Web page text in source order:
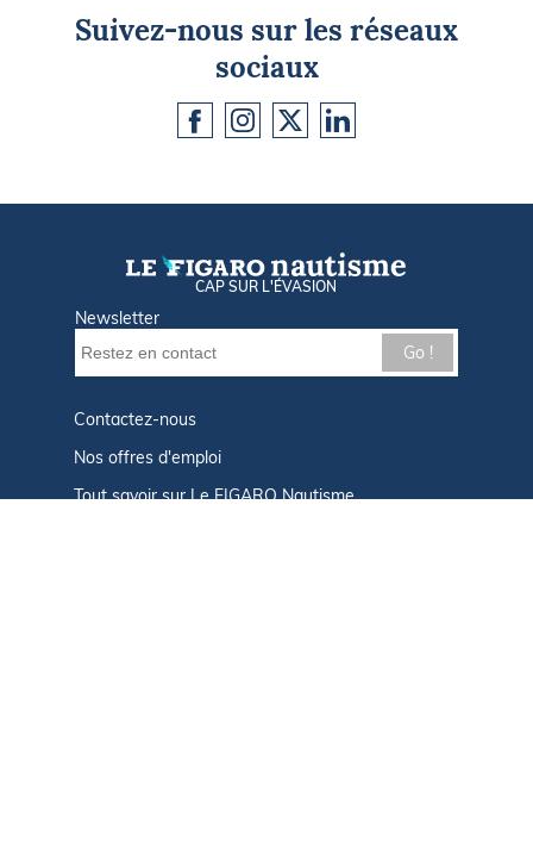
Suivez-nous sur les réseaux
sociaux
CAP SUR L'ÉVASION
Newsletter
Go !
Contactez-nous
Nos offres d'emploi
Tout savoir sur Le FIGARO Nautisme